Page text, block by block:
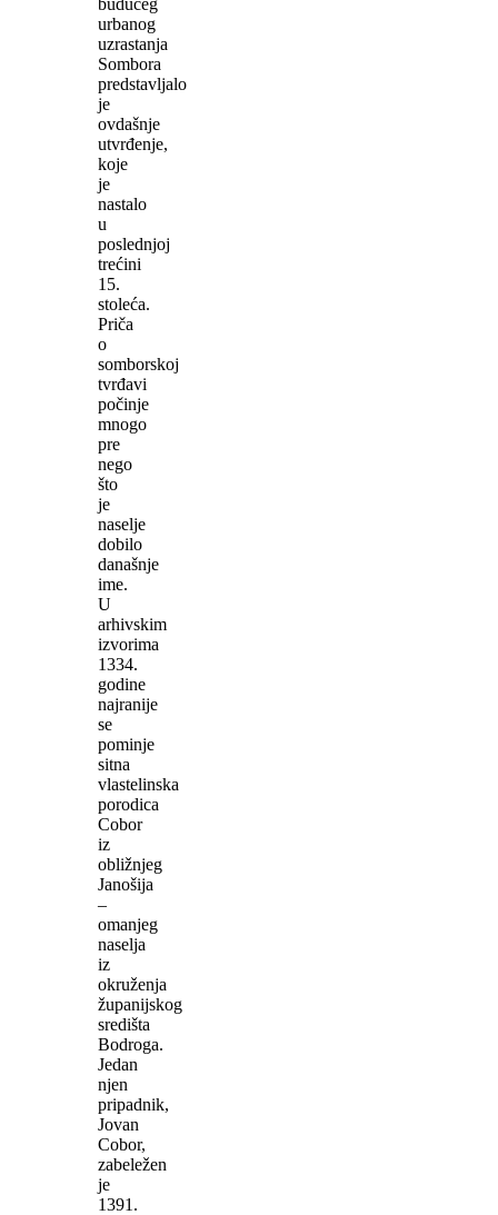
budućeg
urbanog
uzrastanja
Sombora
predstavljalo
je
ovdašnje
utvrđenje,
koje
je
nastalo
u
poslednjoj
trećini
15.
stoleća.
Priča
o
somborskoj
tvrđavi
počinje
mnogo
pre
nego
što
je
naselje
dobilo
današnje
ime.
U
arhivskim
izvorima
1334.
godine
najranije
se
pominje
sitna
vlastelinska
porodica
Cobor
iz
obližnjeg
Janošija
–
omanjeg
naselja
iz
okruženja
županijskog
središta
Bodroga.
Jedan
njen
pripadnik,
Jovan
Cobor,
zabeležen
je
1391.